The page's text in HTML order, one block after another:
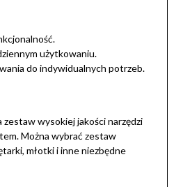
użytkowaniu.
do indywidualnych potrzeb.
wysokiej jakości narzędzi
Można wybrać zestaw
młotki i inne niezbędne